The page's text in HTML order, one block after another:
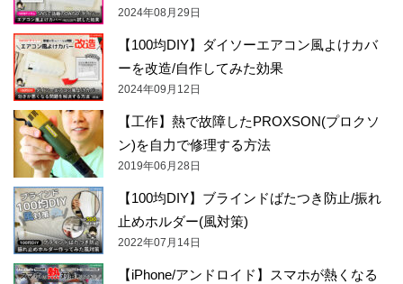
2024年08月29日
【100均DIY】ダイソーエアコン風よけカバ
ーを改造/自作してみた効果
2024年09月12日
【工作】熱で故障したPROXSON(プロクソ
ン)を自力で修理する方法
2019年06月28日
【100均DIY】ブラインドばたつき防止/振れ
止めホルダー(風対策)
2022年07月14日
【iPhone/アンドロイド】スマホが熱くなる